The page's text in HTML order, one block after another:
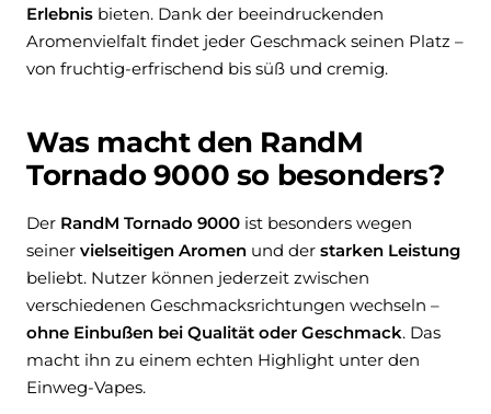
Erlebnis bieten. Dank der beeindruckenden
Aromenvielfalt findet jeder Geschmack seinen Platz –
von fruchtig-erfrischend bis süß und cremig.
Was macht den RandM
Tornado 9000 so besonders?
Der RandM Tornado 9000 ist besonders wegen
seiner vielseitigen Aromen und der starken Leistung
beliebt. Nutzer können jederzeit zwischen
verschiedenen Geschmacksrichtungen wechseln –
ohne Einbußen bei Qualität oder Geschmack. Das
macht ihn zu einem echten Highlight unter den
Einweg-Vapes.